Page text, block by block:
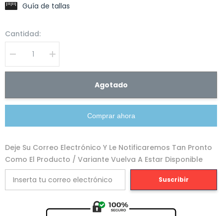
Guía de tallas
Cantidad:
Error:
Missing
producto
}}&quot;
I18n
Error:
Missing
producto
Agotado
Comprar ahora
Deje Su Correo Electrónico Y Le Notificaremos Tan Pronto
Como El Producto / Variante Vuelva A Estar Disponible
Suscribir